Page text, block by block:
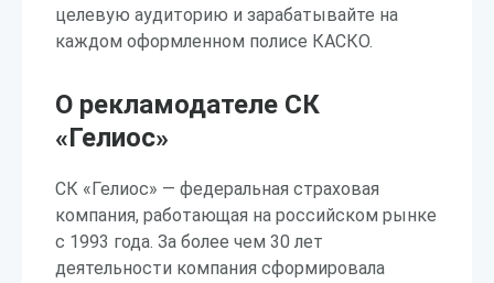
целевую аудиторию и зарабатывайте на
каждом оформленном полисе КАСКО.
О рекламодателе СК
«Гелиос»
СК «Гелиос» — федеральная страховая
компания, работающая на российском рынке
с 1993 года. За более чем 30 лет
деятельности компания сформировала